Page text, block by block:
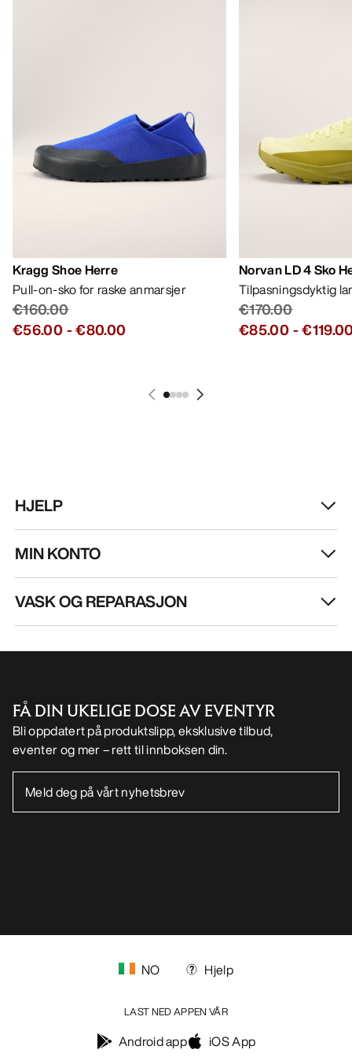
Kragg Shoe Herre
Pull-on-sko for raske anmarsjer
€160.00
€56.00 -€80.00
Norvan LD 4 Sko
Tilpasningsdyktig
€170.00
€85.00 -
HJELP
MIN KONTO
VASK OG REPARASJON
FÅ DIN UKELIGE DOSE AV EVENTYR
Bli oppdatert på produktslipp, eksklusive tilbud,
eventer og mer – rett til innboksen din.
NO Hjelp
LAST NED APPEN VÅR
Android app iOS App